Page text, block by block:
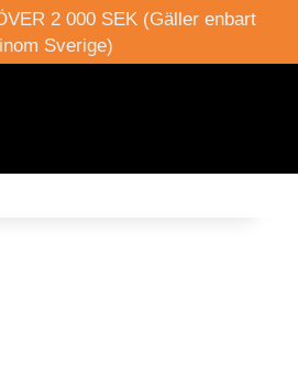
2 000 SEK (Gäller enbart
Sverige)